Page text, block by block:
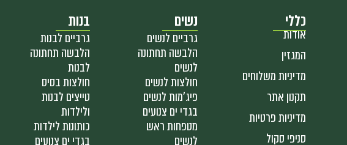
כללי
אודות
המגזין
מדיניות משלוחים
תקנון אתר
מדיניות פרטיות
סניפי סקול
נשים
גרביים לנשים
הלבשה תחתונה
לנשים
חולצות לנשים
פיג'מות לנשים
בגדי ים צנועים
מטפחות ראש
לנשים
בנות
גרביים לבנות
הלבשה תחתונה
לבנות
חולצות בסיס
טייצים לבנות
ולילדות
כותונות לילדות
בגדי ים צנועים